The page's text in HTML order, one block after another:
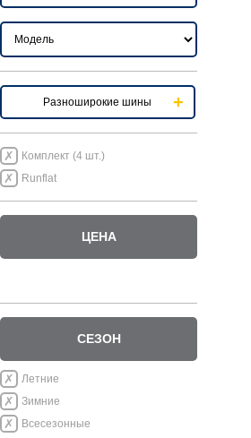
Разноширокие шины
Комплект (4 шт.)
Runflat
ЦЕНА
СЕЗОН
Летние
Зимние
Всесезонные